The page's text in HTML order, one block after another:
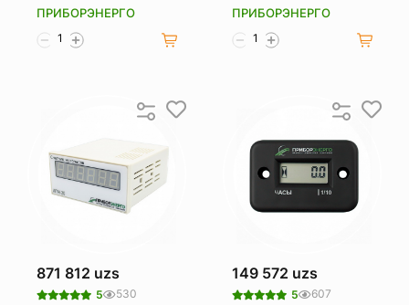
ПРИБОРЭНЕРГО
ПРИБОРЭНЕРГО
871 812 uzs
5 530
149 572 uzs
5 607